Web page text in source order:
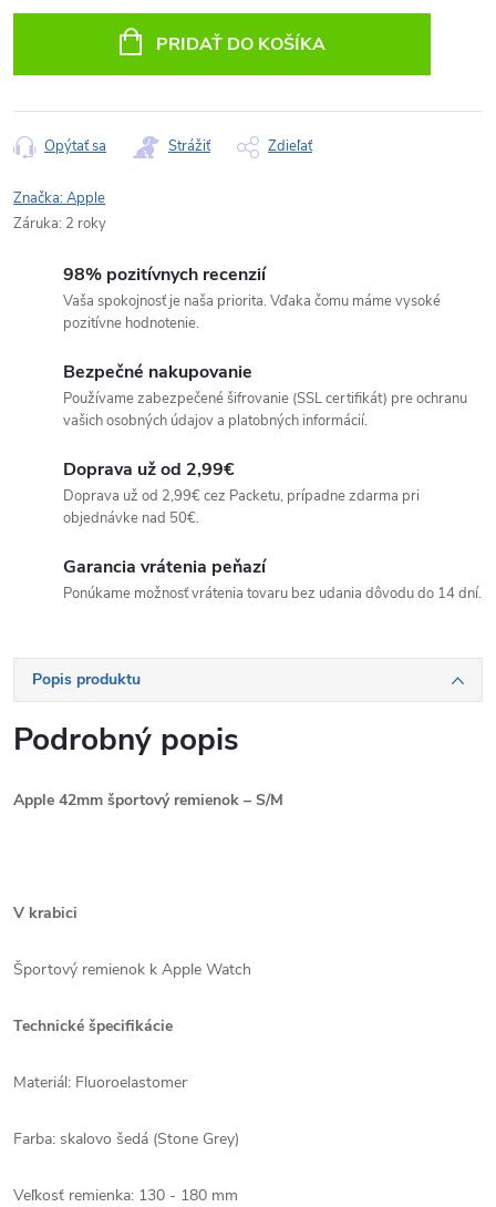
PRIDAŤ DO KOŠÍKA
Opýtať sa Strážiť Zdieľať
Značka:Apple
Záruka: 2 roky
98% pozitívnych recenzií
Vaša spokojnosť je naša priorita. Vďaka čomu máme vysoké
pozitívne hodnotenie.
Bezpečné nakupovanie
Používame zabezpečené šifrovanie (SSL certifikát) pre ochranu
vašich osobných údajov a platobných informácií.
Doprava už od 2,99€
Doprava už od 2,99€ cez Packetu, prípadne zdarma pri
objednávke nad 50€.
Garancia vrátenia peňazí
Ponúkame možnosť vrátenia tovaru bez udania dôvodu do 14 dní.
Popis produktu
Podrobný popis
Apple 42mm športový remienok – S/M
V krabici
Športový remienok k Apple Watch
Technické špecifikácie
Materiál: Fluoroelastomer
Farba: skalovo šedá (Stone Grey)
Veľkosť remienka: 130 - 180 mm